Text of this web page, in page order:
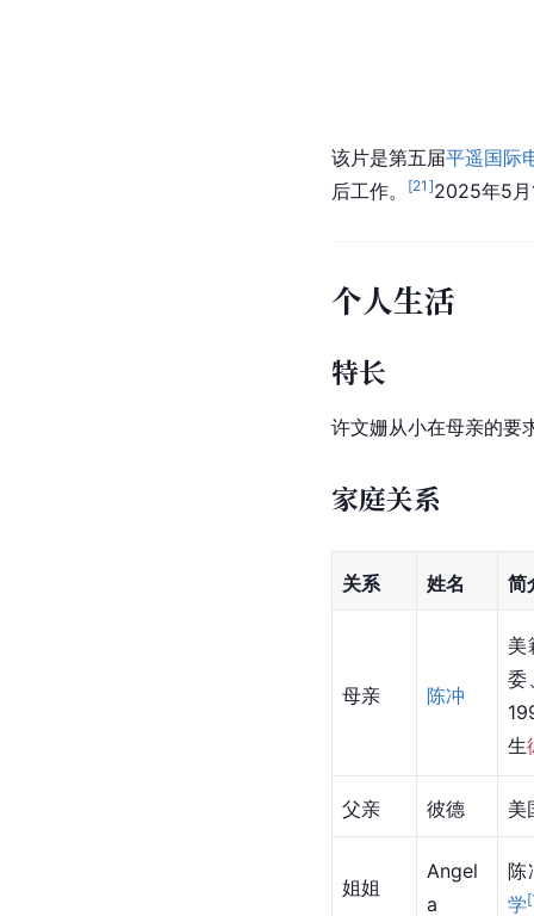
该片是第五届平遥国际
后工作。
[21 ]2025年5月
个人生活
特长
许文姗从小在母亲的要
家庭关系
关系 姓名 简
母亲 陈冲
美
委
生
父亲 彼德 美
姐姐
Angel
a
陈
学[